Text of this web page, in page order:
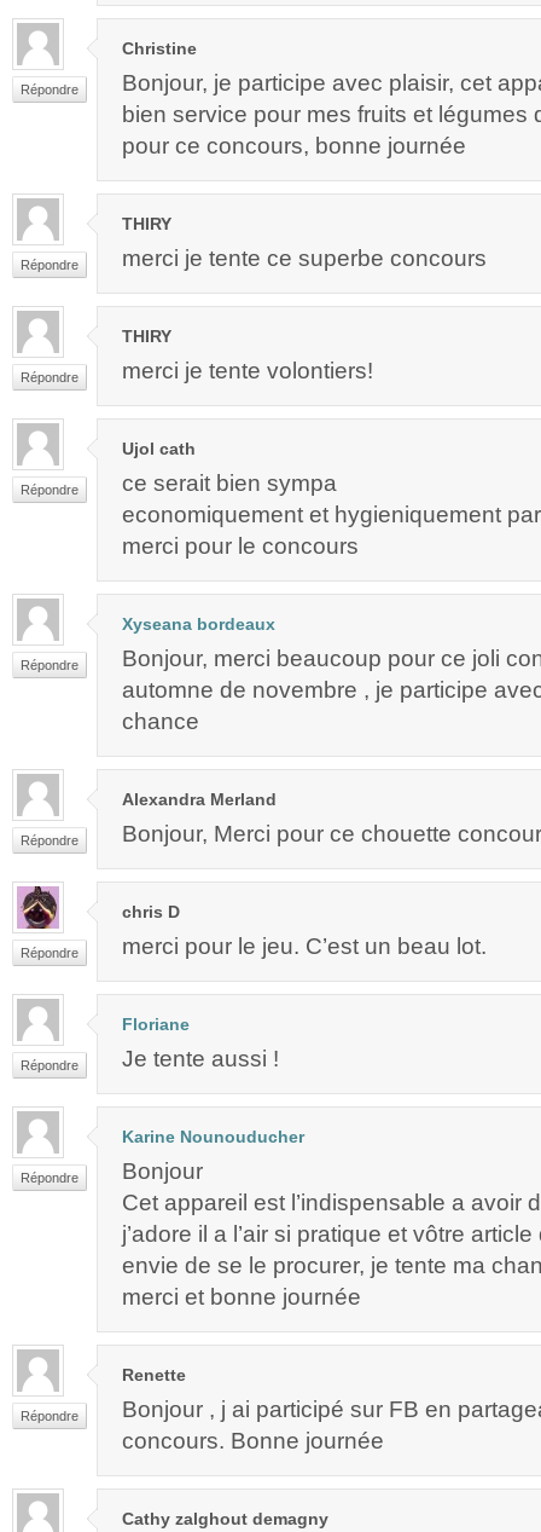
Répondre
Christine
Bonjour, je participe avec plaisir, cet
bien service pour mes fruits et légumes
pour ce concours, bonne journée
Répondre
THIRY
merci je tente ce superbe concours
Répondre
THIRY
merci je tente volontiers!
Répondre
Ujol cath
ce serait bien sympa
economiquement et hygieniquement
merci pour le concours
Répondre
Xyseana bordeaux
Bonjour, merci beaucoup pour ce joli
automne de novembre , je participe
chance
Répondre
Alexandra Merland
Bonjour, Merci pour ce chouette
Répondre
chris D
merci pour le jeu. C’est un beau lot.
Répondre
Floriane
Je tente aussi !
Répondre
Karine Nounouducher
Bonjour
Cet appareil est l’indispensable a avoir
j’adore il a l’air si pratique et vôtre
envie de se le procurer, je tente ma
merci et bonne journée
Répondre
Renette
Bonjour , j ai participé sur FB en
concours. Bonne journée
Cathy zalghout demagny